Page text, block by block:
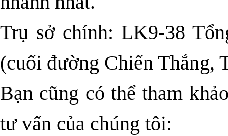
Trụ sở chính: LK9-38
(cuối đường Chiến Thắng,
Bạn cũng có thể tham
tư vấn của chúng tôi: